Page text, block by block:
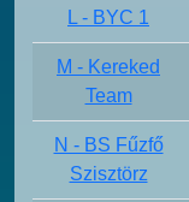
L - BYC 1
M - Kereked
Team
N - BS Fűzfő
Szisztörz